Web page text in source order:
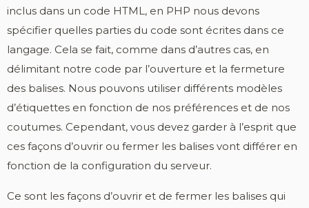
inclus dans un code HTML, en PHP nous devons
spécifier quelles parties du code sont écrites dans ce
langage. Cela se fait, comme dans d’autres cas, en
délimitant notre code par l’ouverture et la fermeture
des balises. Nous pouvons utiliser différents modèles
d’étiquettes en fonction de nos préférences et de nos
coutumes. Cependant, vous devez garder à l’esprit que
ces façons d’ouvrir ou fermer les balises vont différer en
fonction de la configuration du serveur.
Ce sont les façons d’ouvrir et de fermer les balises qui